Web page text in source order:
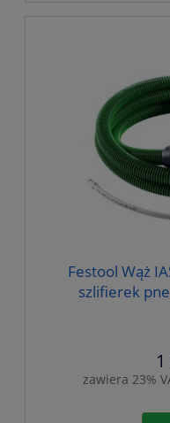
Festool Wąż
szlifierek
zawiera 23%